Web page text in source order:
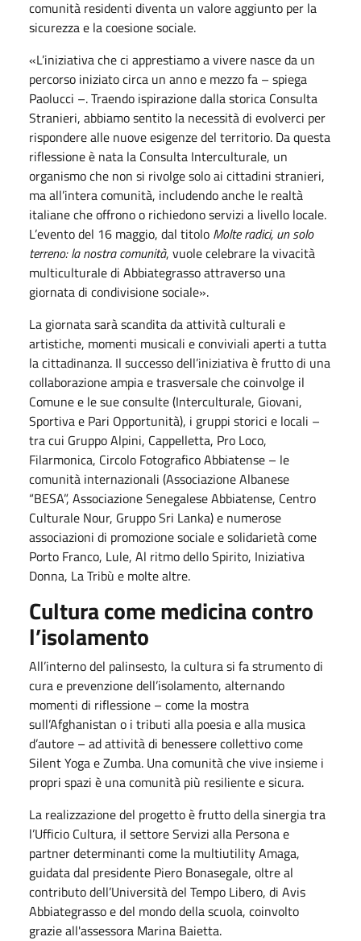
comunità residenti diventa un valore aggiunto per la
sicurezza e la coesione sociale.
«L’iniziativa che ci apprestiamo a vivere nasce da un
percorso iniziato circa un anno e mezzo fa – spiega
Paolucci –. Traendo ispirazione dalla storica Consulta
Stranieri, abbiamo sentito la necessità di evolverci per
rispondere alle nuove esigenze del territorio. Da questa
riflessione è nata la Consulta Interculturale, un
organismo che non si rivolge solo ai cittadini stranieri,
ma all’intera comunità, includendo anche le realtà
italiane che offrono o richiedono servizi a livello locale.
L’evento del 16 maggio, dal titolo Molte radici, un solo
terreno: la nostra comunità, vuole celebrare la vivacità
multiculturale di Abbiategrasso attraverso una
giornata di condivisione sociale».
La giornata sarà scandita da attività culturali e
artistiche, momenti musicali e conviviali aperti a tutta
la cittadinanza. Il successo dell’iniziativa è frutto di una
collaborazione ampia e trasversale che coinvolge il
Comune e le sue consulte (Interculturale, Giovani,
Sportiva e Pari Opportunità), i gruppi storici e locali –
tra cui Gruppo Alpini, Cappelletta, Pro Loco,
Filarmonica, Circolo Fotografico Abbiatense – le
comunità internazionali (Associazione Albanese
“BESA”, Associazione Senegalese Abbiatense, Centro
Culturale Nour, Gruppo Sri Lanka) e numerose
associazioni di promozione sociale e solidarietà come
Porto Franco, Lule, Al ritmo dello Spirito, Iniziativa
Donna, La Tribù e molte altre.
Cultura come medicina contro
l’isolamento
All’interno del palinsesto, la cultura si fa strumento di
cura e prevenzione dell’isolamento, alternando
momenti di riflessione – come la mostra
sull’Afghanistan o i tributi alla poesia e alla musica
d’autore – ad attività di benessere collettivo come
Silent Yoga e Zumba. Una comunità che vive insieme i
propri spazi è una comunità più resiliente e sicura.
La realizzazione del progetto è frutto della sinergia tra
l’Ufficio Cultura, il settore Servizi alla Persona e
partner determinanti come la multiutility Amaga,
guidata dal presidente Piero Bonasegale, oltre al
contributo dell’Università del Tempo Libero, di Avis
Abbiategrasso e del mondo della scuola, coinvolto
grazie all'assessora Marina Baietta.